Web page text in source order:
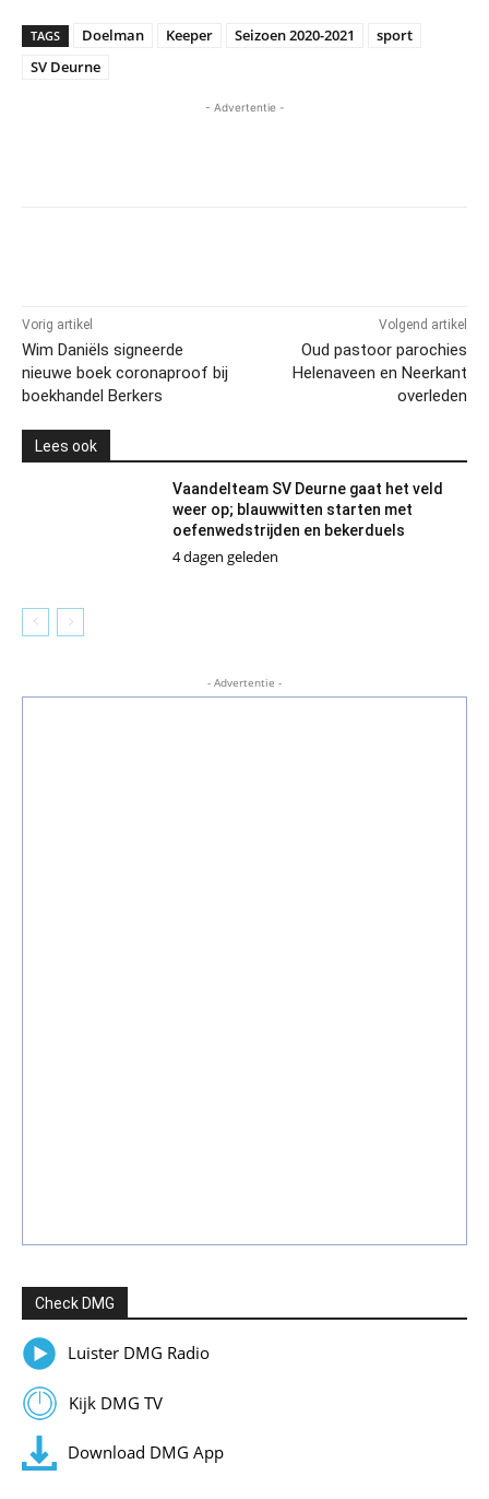
TAGS Doelman Keeper Seizoen 2020-2021
sport
SV Deurne
- Advertentie -
Vorig artikel
Wim Daniëls signeerde
nieuwe boek coronaproof bij
boekhandel Berkers
Volgend artikel
Oud pastoor parochies
Helenaveen en Neerkant
overleden
Lees ook
Vaandelteam SV Deurne gaat het veld
weer op; blauwwitten starten met
oefenwedstrijden en bekerduels
4 dagen geleden
- Advertentie -
Check DMG
Luister DMG Radio
Kijk DMG TV
Download DMG App